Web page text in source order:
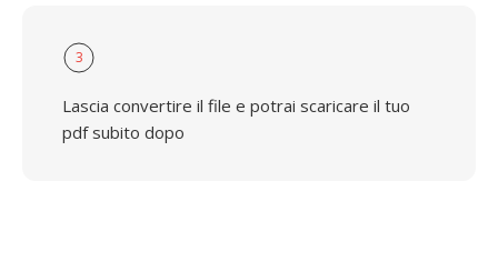
3
Lascia convertire il file e potrai scaricare il tuo
pdf subito dopo